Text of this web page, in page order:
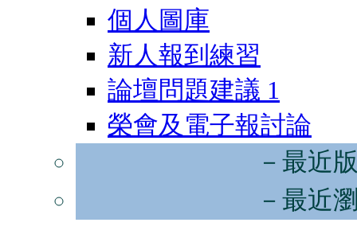
個人圖庫
新人報到練習
論壇問題建議 1
榮會及電子報討論
－最近
－最近